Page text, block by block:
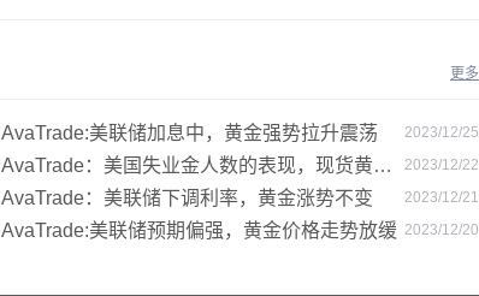
更多
AvaTrade:美联储加息中，黄金强势拉升震荡 2023/12/25
AvaTrade：美国失业金人数的表现，现货黄金
持续高位震荡
2023/12/22
AvaTrade：美联储下调利率，黄金涨势不变 2023/12/21
AvaTrade:美联储预期偏强，黄金价格走势放缓 2023/12/20